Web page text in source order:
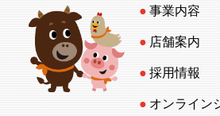
事業内容
店舗案内
採用情報
オンライン